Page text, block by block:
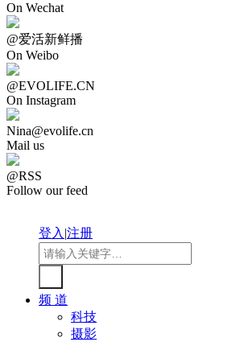
On Wechat
@爱活新鲜播
On Weibo
@EVOLIFE.CN
On Instagram
Nina@evolife.cn
Mail us
@RSS
Follow our feed
登入|注册
频 道
科技
摄影